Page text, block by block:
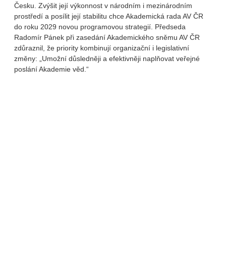
Česku. Zvýšit její výkonnost v národním i mezinárodním
prostředí a posílit její stabilitu chce Akademická rada AV ČR
do roku 2029 novou programovou strategií. Předseda
Radomír Pánek při zasedání Akademického sněmu AV ČR
zdůraznil, že priority kombinují organizační i legislativní
změny: „Umožní důsledněji a efektivněji naplňovat veřejné
poslání Akademie věd.“